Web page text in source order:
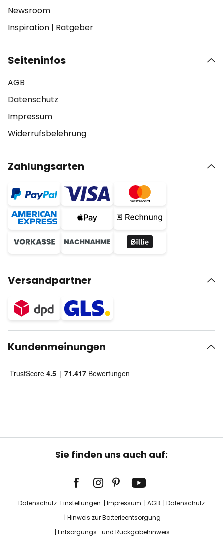
Newsroom
Inspiration | Ratgeber
Seiteninfos
AGB
Datenschutz
Impressum
Widerrufsbelehrung
Zahlungsarten
Versandpartner
Kundenmeinungen
Sie finden uns auch auf:
Datenschutz-Einstellungen Impressum AGB
Datenschutz
Hinweis zur Batterieentsorgung
Entsorgungs- und Rückgabehinweis